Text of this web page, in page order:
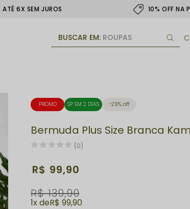
ATÉ 6X SEM JUROS 10% OFF NA
BUSCAR EM: ROUPAS
PROMO SP EM 2 DIAS 29% off
Bermuda Plus Size Branca
(0)
R$ 139,90
R$ 99,90
1x R$ 99,90